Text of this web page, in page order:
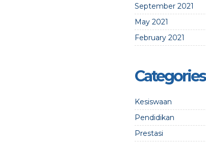
September 2021
May 2021
February 2021
Categories
Kesiswaan
Pendidikan
Prestasi